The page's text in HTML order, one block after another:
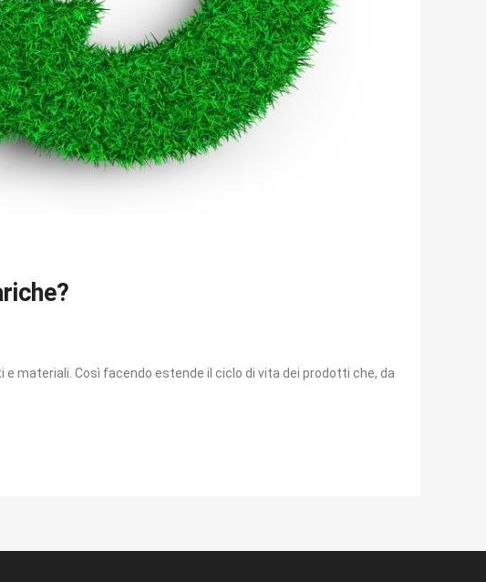
materiali. Così facendo estende il ciclo di vita dei prodotti che, da